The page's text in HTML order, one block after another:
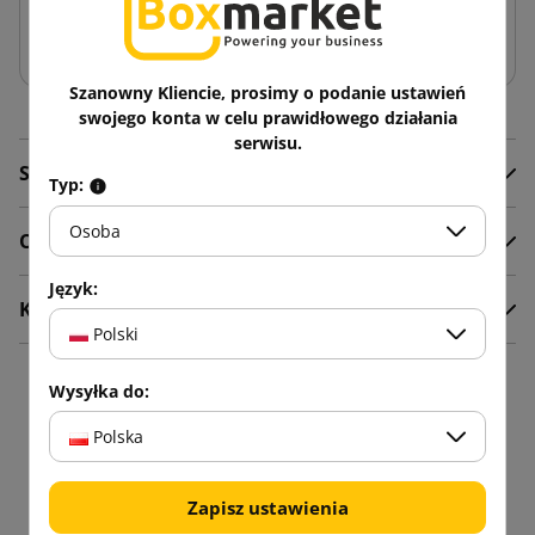
Dodaj do koszyka
Szczegóły produktu
Opis
Komentarze
16 innych produktów w
tej samej kategorii:
Szanowny Kliencie, prosimy o podanie ustawień
swojego konta w celu prawidłowego działania
serwisu.
Typ:
Osoba
Język:
Polski
Wysyłka do:
Polska
Zapisz ustawienia